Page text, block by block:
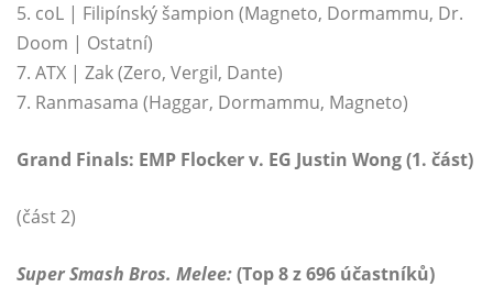
5. coL | Filipínský šampion (Magneto, Dormammu, Dr.
Doom | Ostatní)
7. ATX | Zak (Zero, Vergil, Dante)
7. Ranmasama (Haggar, Dormammu, Magneto)
Grand Finals: EMP Flocker v. EG Justin Wong (1. část)
(část 2)
Super Smash Bros. Melee:(Top 8 z 696 účastníků)